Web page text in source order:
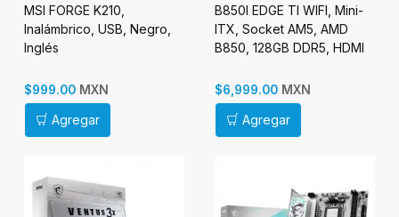
MSI FORGE K210,
Inalámbrico, USB, Negro,
Inglés
$999.00 MXN
Agregar
B850I EDGE TI WIFI, Mini-
ITX, Socket AM5, AMD
B850, 128GB DDR5, HDMI
$6,999.00 MXN
Agregar